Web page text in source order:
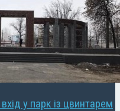
у парк із цвинтарем